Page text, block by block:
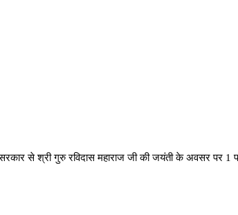
से श्री गुरु रविदास महाराज जी की जयंती के अवसर पर